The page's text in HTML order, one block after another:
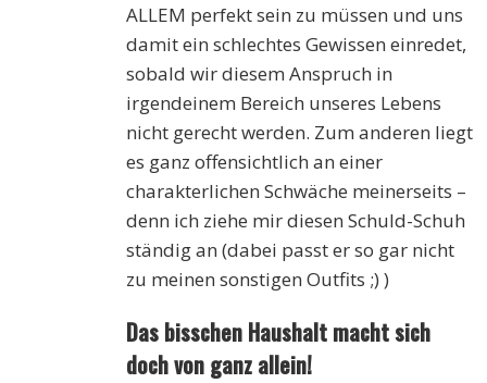
ALLEM perfekt sein zu müssen und uns
damit ein schlechtes Gewissen einredet,
sobald wir diesem Anspruch in
irgendeinem Bereich unseres Lebens
nicht gerecht werden. Zum anderen liegt
es ganz offensichtlich an einer
charakterlichen Schwäche meinerseits –
denn ich ziehe mir diesen Schuld-Schuh
ständig an (dabei passt er so gar nicht
zu meinen sonstigen Outfits ;) )
Das bisschen Haushalt macht sich
doch von ganz allein!